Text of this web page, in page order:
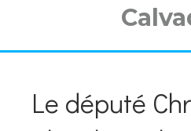
Le député